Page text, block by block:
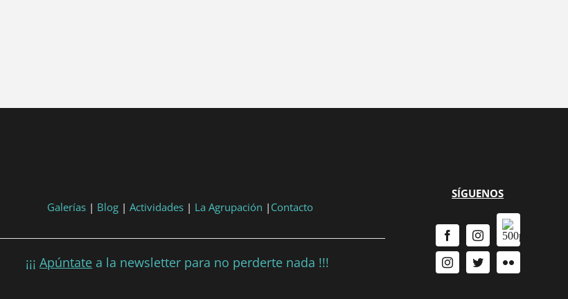
Galerías | Blog |Actividades | La Agrupación | Contacto
¡¡¡Apúntate a la newsletter para no perderte nada !!!
SÍGUENOS